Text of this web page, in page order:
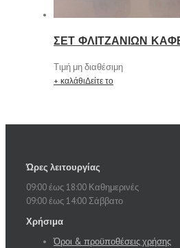
ΣΕΤ ΦΛΙΤΖΑΝΙΩΝ
Τιμή μη διαθέσιμη
+ καλάθιΔείτε το
Ώρες λειτουργίας
09:00 έως 18:00 Καθημερινές
09:00 έως 14:00 Σάββατο
Χρήσιμα
Όροι & προϋποθέσεις χρήσης